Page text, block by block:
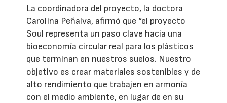
La coordinadora del proyecto, la doctora
Carolina Peñalva, afirmó que “el proyecto
Soul representa un paso clave hacia una
bioeconomía circular real para los plásticos
que terminan en nuestros suelos. Nuestro
objetivo es crear materiales sostenibles y de
alto rendimiento que trabajen en armonía
con el medio ambiente, en lugar de en su